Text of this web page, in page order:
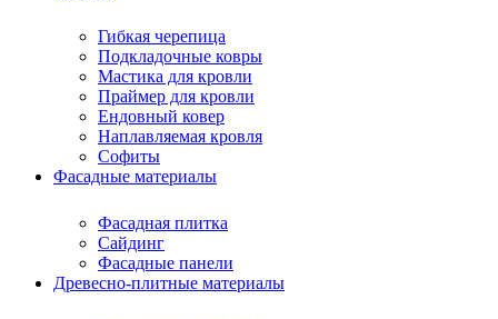
Гибкая черепица
Подкладочные ковры
Мастика для кровли
Праймер для кровли
Ендовный ковер
Наплавляемая кровля
Софиты
Фасадные материалы
Фасадная плитка
Сайдинг
Фасадные панели
Древесно-плитные материалы